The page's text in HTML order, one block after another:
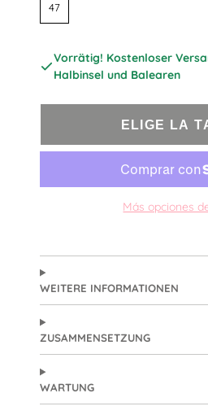
47
Vorrätig! Kostenloser
Halbinsel und Balearen
ELIGE LA
Más opciones
WEITERE INFORMATIONEN
ZUSAMMENSETZUNG
WARTUNG